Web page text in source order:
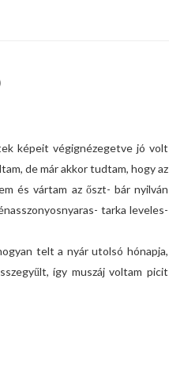
képeit végignézegetve jó volt
de már akkor tudtam, hogy az
és vártam az őszt- bár nyilván
tarka leveles-
telt a nyár utolsó hónapja,
így muszáj voltam picit